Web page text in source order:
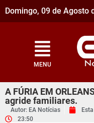
Domingo, 09 de Agosto
MENU
A FÚRIA EM
agride familiares.
Autor: EA Notícias
23:50